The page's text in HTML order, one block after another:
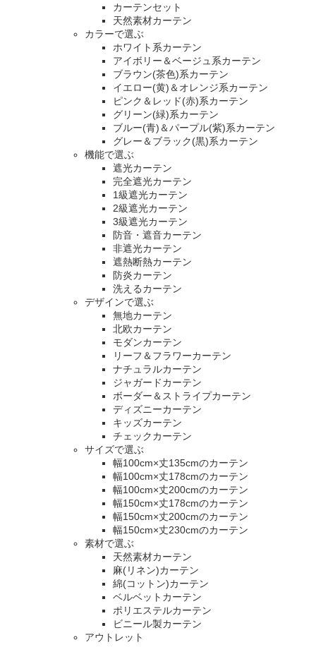
カーテンセット
天然素材カーテン
カラーで選ぶ
ホワイト系カーテン
アイボリー＆ベージュ系カーテン
ブラウン(茶色)系カーテン
イエロー(黄)＆オレンジ系カーテン
ピンク＆レッド(赤)系カーテン
グリーン(緑)系カーテン
ブルー(青)＆パープル(紫)系カーテン
グレー＆ブラック(黒)系カーテン
機能で選ぶ
遮光カーテン
完全遮光カーテン
1級遮光カーテン
2級遮光カーテン
3級遮光カーテン
防音・遮音カーテン
非遮光カーテン
遮熱断熱カーテン
防炎カーテン
洗えるカーテン
デザインで選ぶ
無地カーテン
北欧カーテン
モダンカーテン
リーフ＆フラワーカーテン
ナチュラルカーテン
ジャガードカーテン
ボーダー＆ストライプカーテン
ディズニーカーテン
キッズカーテン
チェックカーテン
サイズで選ぶ
幅100cm×丈135cmのカーテン
幅100cm×丈178cmのカーテン
幅100cm×丈200cmのカーテン
幅150cm×丈178cmのカーテン
幅150cm×丈200cmのカーテン
幅150cm×丈230cmのカーテン
素材で選ぶ
天然素材カーテン
麻(リネン)カーテン
綿(コットン)カーテン
ベルベットカーテン
ポリエステルカーテン
ビニール製カーテン
アウトレット